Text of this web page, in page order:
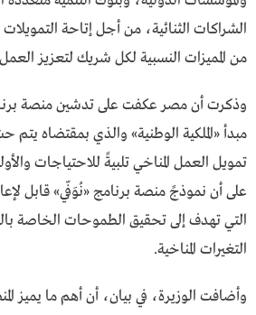
الشراكات الثنائية، من أجل إتاحة
من المميزات النسبية لكل شريك لتعزيز العمل
وذكرت أن مصر عكفت على تدشين منصة
مبدأ «الملكية الوطنية» والذي بمقتضاه
تمويل العمل المناخي تلبيةً للاحتياجات
على أن نموذجً منصة برنامج «نُوَفّي» قابل
التي تهدف إلى تحقيق الطموحات الخاصة
التغيرات المناخية.
وأضافت الوزيرة، في بيان، أن أهم ما يميز